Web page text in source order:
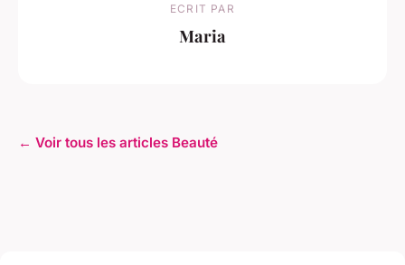
ECRIT PAR
Maria
← Voir tous les articles Beauté